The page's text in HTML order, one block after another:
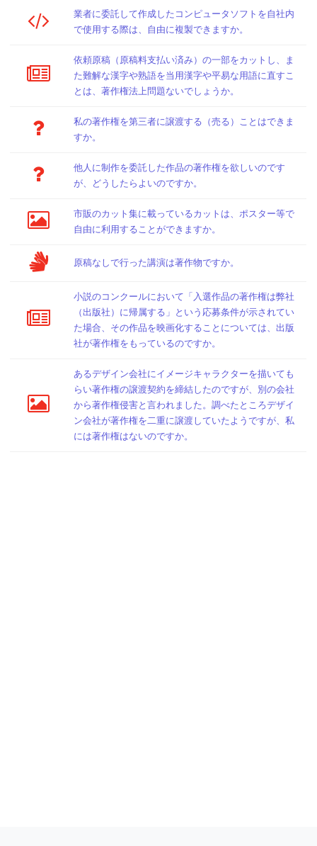
業者に委託して作成したコンピュータソフトを自社内
で使用する際は、自由に複製できますか。
依頼原稿（原稿料支払い済み）の一部をカットし、ま
た難解な漢字や熟語を当用漢字や平易な用語に直すこ
とは、著作権法上問題ないでしょうか。
私の著作権を第三者に譲渡する（売る）ことはできま
すか。
他人に制作を委託した作品の著作権を欲しいのです
が、どうしたらよいのですか。
市販のカット集に載っているカットは、ポスター等で
自由に利用することができますか。
原稿なしで行った講演は著作物ですか。
小説のコンクールにおいて「入選作品の著作権は弊社
（出版社）に帰属する」という応募条件が示されてい
た場合、その作品を映画化することについては、出版
社が著作権をもっているのですか。
あるデザイン会社にイメージキャラクターを描いても
らい著作権の譲渡契約を締結したのですが、別の会社
から著作権侵害と言われました。調べたところデザイ
ン会社が著作権を二重に譲渡していたようですが、私
には著作権はないのですか。